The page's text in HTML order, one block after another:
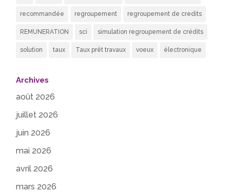
recommandée regroupement regroupement de credits
REMUNERATION sci simulation regroupement de crédits
solution taux Taux prêt travaux voeux électronique
Archives
août 2026
juillet 2026
juin 2026
mai 2026
avril 2026
mars 2026